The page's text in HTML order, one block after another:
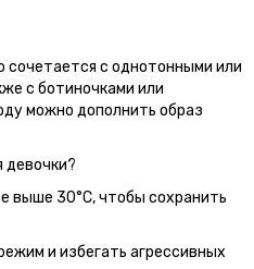
сочетается с однотонными или
с ботиночками или
можно дополнить образ
девочки?
выше 30°C, чтобы сохранить
и избегать агрессивных